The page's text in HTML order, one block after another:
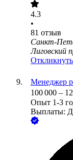
4.3
•
81 отзыв
Санкт-
Лиговский
Менеджер
100 000 –
Опыт 1-3
Выплаты: